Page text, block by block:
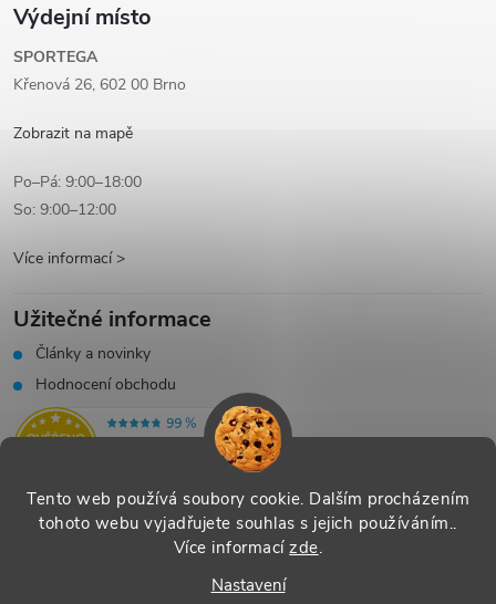
Tento web používá soubory cookie. Dalším procházením
tohoto webu vyjadřujete souhlas s jejich používáním..
Více informacízde.
Nastavení
Výdejní místo
SPORTEGA
Křenová 26, 602 00 Brno
Zobrazit na mapě
Po–Pá: 9:00–18:00
So: 9:00–12:00
Více informací >
Užitečné informace
Články a novinky
Hodnocení obchodu